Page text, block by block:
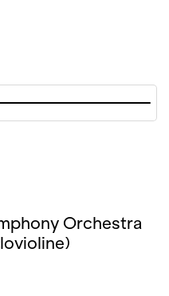
Orchestra